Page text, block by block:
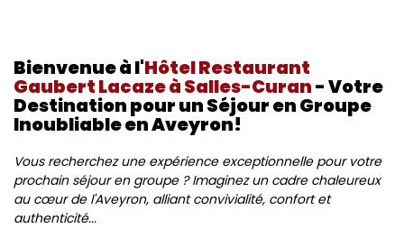
Bienvenue à l'Hôtel Restaurant
Gaubert Lacaze à Salles-Curan- Votre
Destination pour un Séjour en Groupe
Inoubliable en Aveyron!
Vous recherchez une expérience exceptionnelle pour votre
prochain séjour en groupe ? Imaginez un cadre chaleureux
au cœur de l'Aveyron, alliant convivialité, confort et
authenticité...